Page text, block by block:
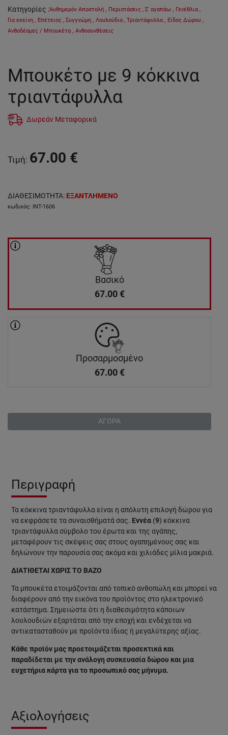
Κατηγορίες :Αυθημερόν Αποστολή , Περιστάσεις , Σ' αγαπάω , Γενέθλια ,
Για εκείνη , Επέτειος , Συγγνώμη , Λουλούδια , Τριαντάφυλλα , Είδος Δώρου ,
Ανθοδέσμες / Μπουκέτα , Ανθοσυνθέσεις
Μπουκέτο με 9 κόκκινα
τριαντάφυλλα
Δωρεάν Μεταφορικά
Τιμή: 67.00 €
ΔΙΑΘΕΣΙΜΟΤΗΤΑ: ΕΞΑΝΤΛΗΜΕΝΟ
κωδικός: INT-1606
Βασικό
67.00 €
Προσαρμοσμένο
67.00 €
ΑΓΟΡΑ
Περιγραφή
Τα κόκκινα τριαντάφυλλα είναι η απόλυτη επιλογή δώρου για
να εκφράσετε τα συναισθήματά σας. Εννέα (9) κόκκινα
τριαντάφυλλα σύμβολο του έρωτα και της αγάπης,
μεταφέρουν τις σκέψεις σας στους αγαπημένους σας και
δηλώνουν την παρουσία σας ακόμα και χιλιάδες μίλια μακριά.
ΔΙΑΤΙΘΕΤΑΙ ΧΩΡΙΣ ΤΟ ΒΑΖΟ
Τα μπουκέτα ετοιμάζονται από τοπικό ανθοπώλη και μπορεί να
διαφέρουν από την εικόνα του προϊόντος στο ηλεκτρονικό
κατάστημα. Σημειώστε ότι η διαθεσιμότητα κάποιων
λουλουδιών εξαρτάται από την εποχή και ενδέχεται να
αντικατασταθούν με προϊόντα ίδιας ή μεγαλύτερης αξίας.
Κάθε προϊόν μας προετοιμάζεται προσεκτικά και
παραδίδεται με την ανάλογη συσκευασία δώρου και μια
ευχετήρια κάρτα για το προσωπικό σας μήνυμα.
Αξιολογήσεις